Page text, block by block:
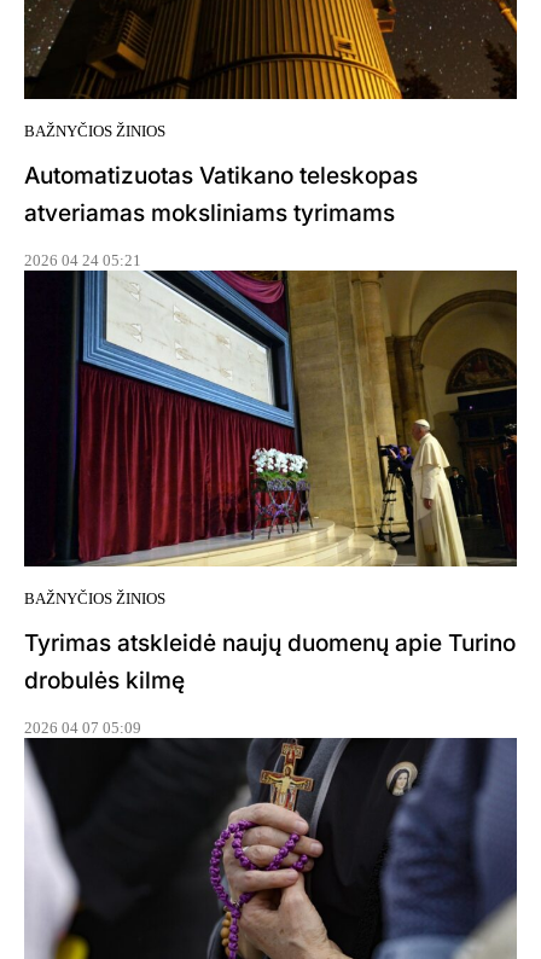
BAŽNYČIOS ŽINIOS
Automatizuotas Vatikano teleskopas
atveriamas moksliniams tyrimams
2026 04 24 05:21
BAŽNYČIOS ŽINIOS
Tyrimas atskleidė naujų duomenų apie Turino
drobulės kilmę
2026 04 07 05:09